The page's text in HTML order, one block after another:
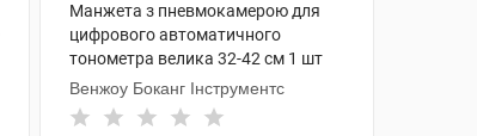
Манжета з пневмокамерою для
цифрового автоматичного
тонометра велика 32-42 см 1 шт
Венжоу Боканг Інструментс